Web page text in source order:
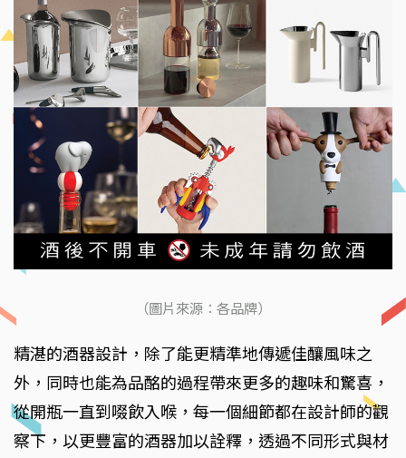
（圖片來源：各品牌）
精湛的酒器設計，除了能更精準地傳遞佳釀風味之
外，同時也能為品酩的過程帶來更多的趣味和驚喜，
從開瓶一直到啜飲入喉，每一個細節都在設計師的觀
察下，以更豐富的酒器加以詮釋，透過不同形式與材